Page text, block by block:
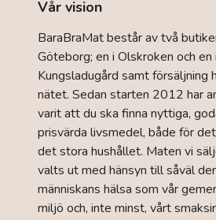
Vår vision
BaraBraMat består av två
Göteborg; en i Olskroken och en i
Kungsladugård samt försäljning
nätet. Sedan starten 2012 har
varit att du ska finna nyttiga,
prisvärda livsmedel, både för
det stora hushållet. Maten vi
valts ut med hänsyn till såväl
människans hälsa som vår
miljö och, inte minst, vårt